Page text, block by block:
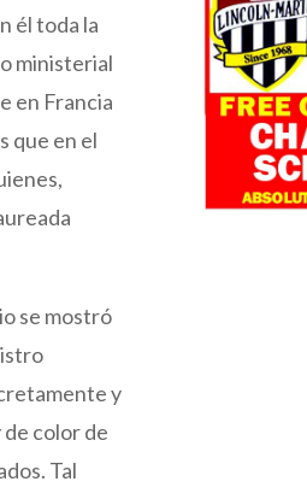
él toda la
ministerial
en Francia
que en el
se mostró
y
color de
Tal